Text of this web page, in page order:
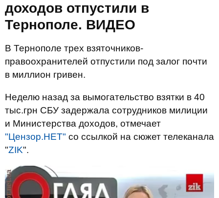
доходов отпустили в
Тернополе. ВИДЕО
В Тернополе трех взяточников-
правоохранителей отпустили под залог почти
в миллион гривен.
Неделю назад за вымогательство взятки в 40
тыс.грн СБУ задержала сотрудников милиции
и Министерства доходов, отмечает
"Цензор.НЕТ" со ссылкой на сюжет телеканала
"ZIK".